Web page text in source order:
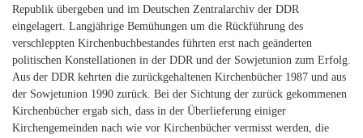
Republik übergeben und im Deutschen Zentralarchiv der DDR
eingelagert. Langjährige Bemühungen um die Rückführung des
verschleppten Kirchenbuchbestandes führten erst nach geänderten
politischen Konstellationen in der DDR und der Sowjetunion zum Erfolg.
Aus der DDR kehrten die zurückgehaltenen Kirchenbücher 1987 und aus
der Sowjetunion 1990 zurück. Bei der Sichtung der zurück gekommenen
Kirchenbücher ergab sich, dass in der Überlieferung einiger
Kirchengemeinden nach wie vor Kirchenbücher vermisst werden, die